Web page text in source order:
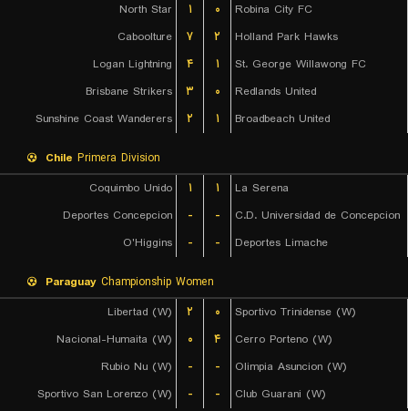
North Star
۱ ۰
Robina City FC
Caboolture
۷ ۲
Holland Park Hawks
Logan Lightning
۴ ۱
St. George Willawong FC
Brisbane Strikers
۳ ۰
Redlands United
Sunshine Coast Wanderers
۲ ۱ Broadbeach United
Chile Primera Division
Coquimbo Unido
۱ ۱
La Serena
Deportes Concepcion
- -
C.D. Universidad de Concepcion
O'Higgins
- - Deportes Limache
Paraguay Championship Women
Libertad (W)
۲ ۰
Sportivo Trinidense (W)
Nacional-Humaita (W)
۰ ۴
Cerro Porteno (W)
Rubio Nu (W)
- -
Olimpia Asuncion (W)
Sportivo San Lorenzo (W)
- - Club Guarani (W)